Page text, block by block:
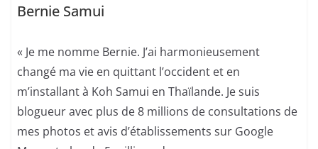
Bernie Samui
« Je me nomme Bernie. J’ai harmonieusement
changé ma vie en quittant l’occident et en
m’installant à Koh Samui en Thaïlande. Je suis
blogueur avec plus de 8 millions de consultations de
mes photos et avis d’établissements sur Google